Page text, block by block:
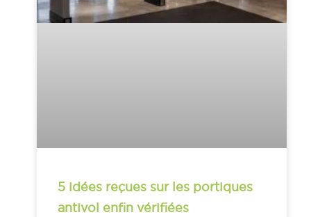
5 idées reçues sur les portiques
antivol enfin vérifiées